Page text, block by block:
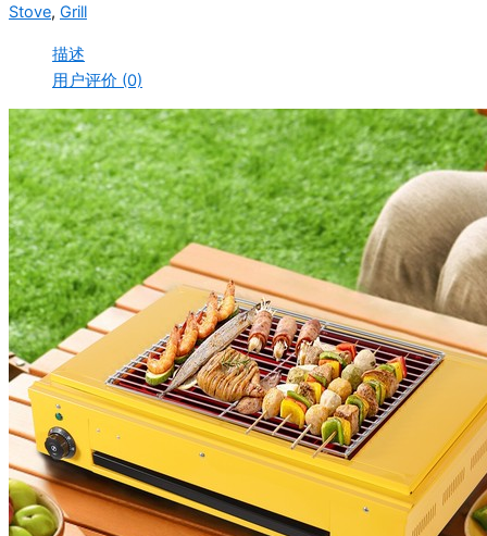
Stove, Grill
描述
用户评价 (0)